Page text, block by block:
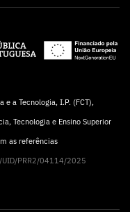
e a Tecnologia, I.P. (FCT),
Tecnologia e Ensino Superior
as referências
PRR2/04114/2025